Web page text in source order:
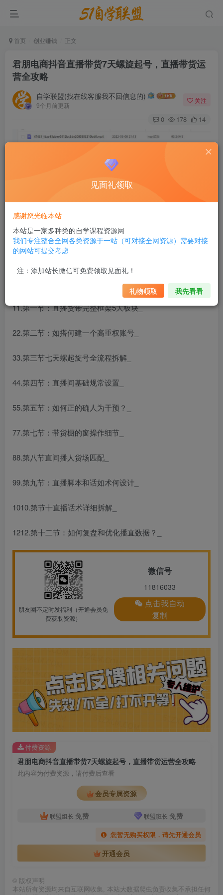
首页 创业赚钱 正文
君朋电商抖音直播带货7天螺旋起号，直播带货运
营全攻略
自学联盟(找在线客服我不回信息的)
9个月前更新
关注
0 178 14
11.第一节：直播货带‬完整框架5大板块_
22.第二节：如搭何‬建一个高重权‬账号_
33.第三节七天螺起旋‬号全流程拆解_
44.第四节：直播间基础规常‬设置_
55.第五节：如何正的确‬人为干预？_
77.第七节：带货橱的窗‬操作细节_
88.第八节直间播‬人货场匹配_
99.第九节：直播脚本和话如术‬何设计_
1010.第节十‬直播话术详细拆解_
1212.第十二节：如何复盘和优化播直‬数据？_
朋友圈不定时发福利（开通会员免
费获取资源）
微信号
11816033
点击我自动
复制
君朋电商抖音直播带货7天螺旋起号，直播带货运营全攻略
此内容为付费资源，请付费后查看
会员专属资源
联盟组长 免费 联盟班长 免费
您暂无购买权限，请先开通会员
开通会员
付费资源
© 版权声明
本站所有资源均来自互联网收集, 本站大数据爬虫负责收集不承担任何
见面礼领取
感谢您光临本站
本站是一家多种类的自学课程资源网
我们专注整合全网各类资源于一站（可对接全网资源）需要对接
的网站可提交考虑
注：添加站长微信可免费领取见面礼！
礼物领取 我先看看